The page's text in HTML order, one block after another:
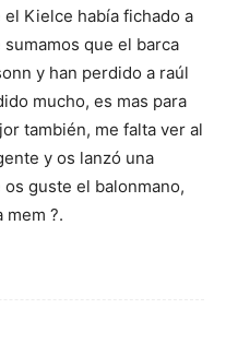
Kielce había fichado a
que el barca
y han perdido a raúl
mucho, es mas para
también, me falta ver al
y os lanzó una
guste el balonmano,
mem ?.